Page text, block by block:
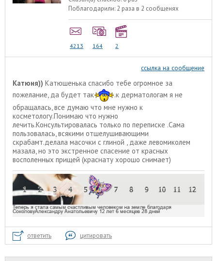
Поблагодарили: 2 раза в 2 сообщенях
4213 164 2
ссылка на сообщение
Катюня)) Катюшенька спасибо тебе огромное за
пожелание, да будет так
.к дерматологам я не
обращалась, все думаю что мне нужно к
косметологу.Понимаю что нужно
лечить.Консультировалась только по переписке .Сама
пользовалась, всякими отшелушивающими
скрабамт.делала масочки с глиной , даже левомиколем
мазала, но это экстренное спасение от красных
восполенных прищей (краснату хорошо снимает)
ответить цитировать